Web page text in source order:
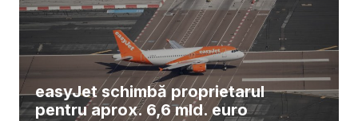
easyJet schimbă proprietarul
pentru aprox. 6,6 mld. euro